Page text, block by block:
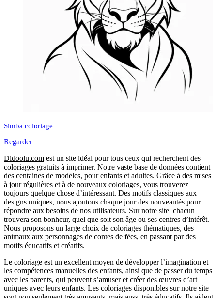
Simba coloriage
Regarder
Didoolu.com est un site idéal pour tous ceux qui recherchent des
coloriages gratuits à imprimer. Notre vaste base de données contient
des centaines de modèles, pour enfants et adultes. Grâce à des mises
à jour régulières et à de nouveaux coloriages, vous trouverez
toujours quelque chose d’intéressant. Des motifs classiques aux
designs uniques, nous ajoutons chaque jour des nouveautés pour
répondre aux besoins de nos utilisateurs. Sur notre site, chacun
trouvera son bonheur, quel que soit son âge ou ses centres d’intérêt.
Nous proposons un large choix de coloriages thématiques, des
animaux aux personnages de contes de fées, en passant par des
motifs éducatifs et créatifs.
Le coloriage est un excellent moyen de développer l’imagination et
les compétences manuelles des enfants, ainsi que de passer du temps
avec les parents, qui peuvent s’amuser et créer des œuvres d’art
uniques avec leurs enfants. Les coloriages disponibles sur notre site